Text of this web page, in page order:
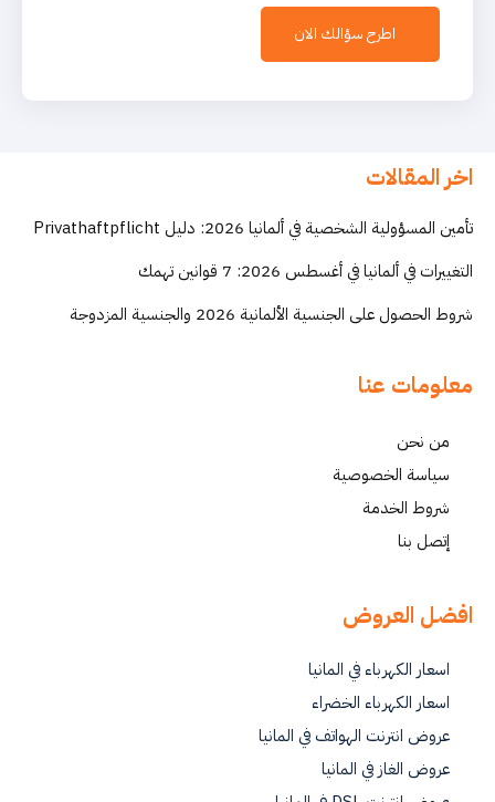
اطرح سؤالك الان
اخر المقالات
تأمين المسؤولية الشخصية في ألمانيا 2026: دليل Privathaftpflicht
التغييرات في ألمانيا في أغسطس 2026: 7 قوانين تهمك
شروط الحصول على الجنسية الألمانية 2026 والجنسية المزدوجة
معلومات عنا
من نحن
سياسة الخصوصية
شروط الخدمة
إتصل بنا
افضل العروض
اسعار الكهرباء في المانيا
اسعار الكهرباء الخضراء
عروض انترنت الهواتف في المانيا
عروض الغاز في المانيا